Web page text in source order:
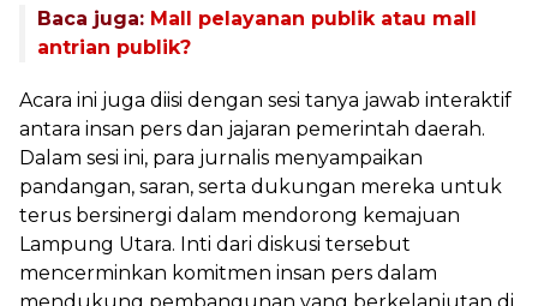
Baca juga: Mall pelayanan publik atau mall
antrian publik?
Acara ini juga diisi dengan sesi tanya jawab interaktif
antara insan pers dan jajaran pemerintah daerah.
Dalam sesi ini, para jurnalis menyampaikan
pandangan, saran, serta dukungan mereka untuk
terus bersinergi dalam mendorong kemajuan
Lampung Utara. Inti dari diskusi tersebut
mencerminkan komitmen insan pers dalam